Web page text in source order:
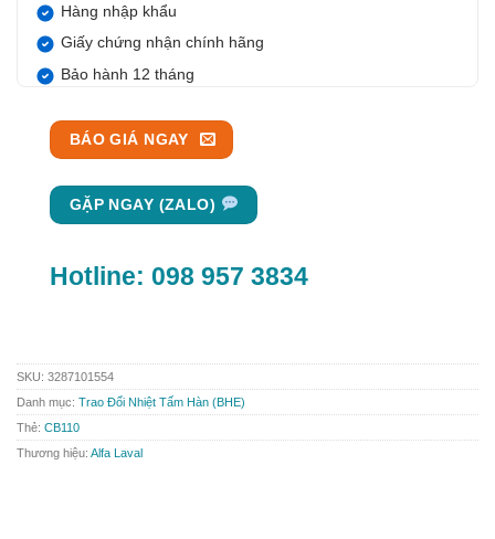
Hàng nhập khẩu
Giấy chứng nhận chính hãng
Bảo hành 12 tháng
BÁO GIÁ NGAY
GẶP NGAY (ZALO)
Hotline: 098 957 3834
SKU: 3287101554
Danh mục: Trao Đổi Nhiệt Tấm Hàn (BHE)
Thẻ: CB110
Thương hiệu: Alfa Laval